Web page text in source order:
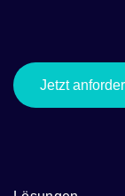
Jetzt